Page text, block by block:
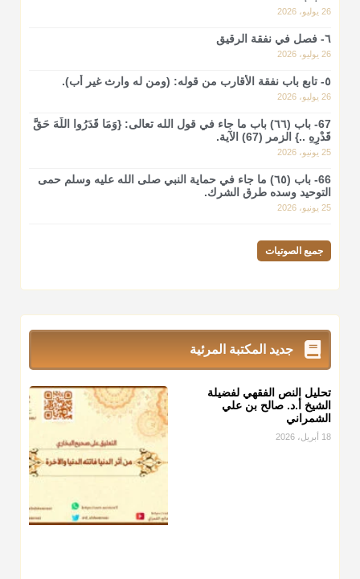
لا أعلم لدعاء ختم القرآن في الصلاة أصلاً صحيحاً يعتمد عليه من
سنة الرسول صلى الله عليه وسلّم، ولا من عمل الصحابة رضي الله
عنهم. ابن عثيمين.
منذ 3 شهر
@d_alshamrani
نرى اليوم بأبصارنا بعض ما رأى العلماء ببصائرهم: "والرافضة ليس
كلها سود" ابن تيمية.
منذ 3 شهر
أ.د. صالح الشمراني
المعتدلين غير مقبوضتين ولا مبسوطتين أربع مرات من الرز أو البر
أو التمر أو اللحم
منذ 3 شهر
أ.د. صالح الشمراني
من أخرج زكاة الفطر عن غيره فليخبره قبل دفعها للمستحق لينوي
، فإلم يعلم إلا بعد ذلك لم تجزه لقولهﷺ:
26 يوليو، 2026
٦- فصل في نفقة الرقيق
26 يوليو، 2026
٥- تابع باب نفقة الأقارب من قوله: (ومن له وارث غير أب).
26 يوليو، 2026
67- باب (٦٦) باب ما جاء في قول الله تعالى: {وَمَا قَدَرُوا اللَّهَ حَقَّ
قَدْرِهِ ..} الزمر (67) الآية.
25 يونيو، 2026
66- باب (٦٥) ما جاء في حماية النبي صلى الله عليه وسلم حمى
التوحيد وسده طرق الشرك.
25 يونيو، 2026
جميع الصوتيات
جديد المكتبة المرئية
تحليل النص الفقهي لفضيلة
الشيخ أ.د. صالح بن علي
الشمراني
18 أبريل، 2026